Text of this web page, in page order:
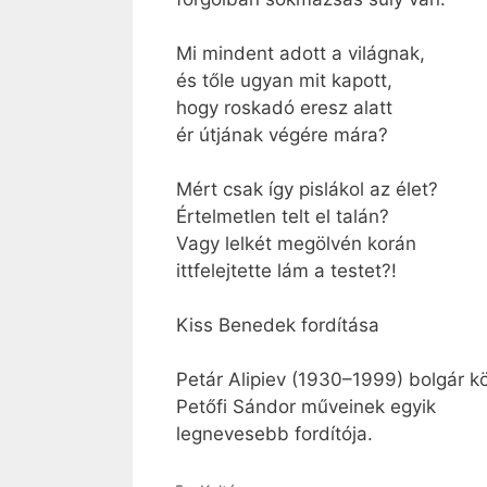
Mi mindent adott a világnak,
és tőle ugyan mit kapott,
hogy roskadó eresz alatt
ér útjának végére mára?
Mért csak így pislákol az élet?
Értelmetlen telt el talán?
Vagy lelkét megölvén korán
ittfelejtette lám a testet?!
Kiss Benedek fordítása
Petár Alipiev (1930–1999) bolgár
Petőfi Sándor műveinek egyik
legnevesebb fordítója.